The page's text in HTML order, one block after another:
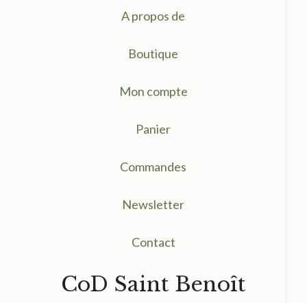
A propos de
Boutique
Mon compte
Panier
Commandes
Newsletter
Contact
CoD Saint Benoît